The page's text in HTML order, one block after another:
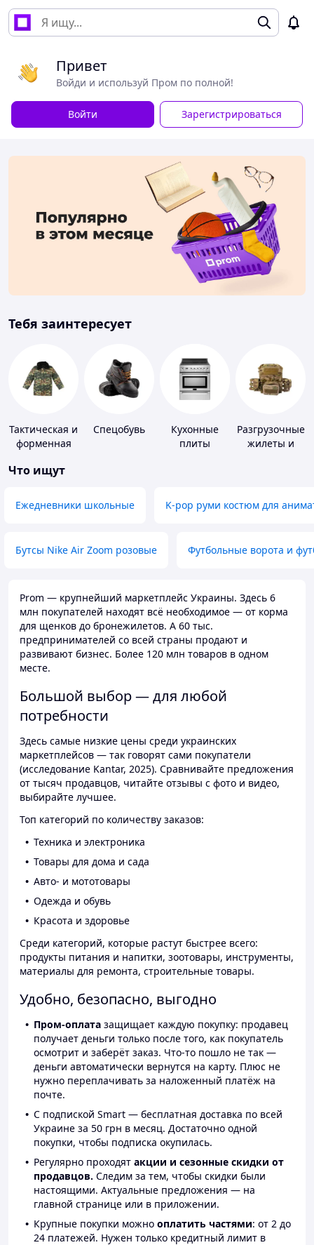
Привет
Войди и используй Пром по полной!
Войти Зарегистрироваться
Тебя заинтересует
Тактическая и
форменная
Спецобувь
Кухонные
плиты
Разгрузочные
жилеты и
Что ищут
Ежедневники школьные K-pop руми костюм для
Бутсы Nike Air Zoom розовые Футбольные ворота и
Prom — крупнейший маркетплейс Украины. Здесь 6
млн покупателей находят всё необходимое — от корма
для щенков до бронежилетов. А 60 тыс.
предпринимателей со всей страны продают и
развивают бизнес. Более 120 млн товаров в одном
месте.
Большой выбор — для любой
потребности
Здесь самые низкие цены среди украинских
маркетплейсов — так говорят сами покупатели
(исследование Kantar, 2025). Сравнивайте предложения
от тысяч продавцов, читайте отзывы с фото и видео,
выбирайте лучшее.
Топ категорий по количеству заказов:
Техника и электроника
Товары для дома и сада
Авто- и мототовары
Одежда и обувь
Красота и здоровье
Среди категорий, которые растут быстрее всего:
продукты питания и напитки, зоотовары, инструменты,
материалы для ремонта, строительные товары.
Удобно, безопасно, выгодно
Пром-оплата защищает каждую покупку: продавец
получает деньги только после того, как покупатель
осмотрит и заберёт заказ. Что-то пошло не так —
деньги автоматически вернутся на карту. Плюс не
нужно переплачивать за наложенный платёж на
почте.
С подпиской Smart — бесплатная доставка по всей
Украине за 50 грн в месяц. Достаточно одной
покупки, чтобы подписка окупилась.
Регулярно проходят акции и сезонные скидки от
продавцов. Следим за тем, чтобы скидки были
настоящими. Актуальные предложения — на
главной странице или в приложении.
Крупные покупки можно оплатить частями: от 2 до
24 платежей. Нужен только кредитный лимит в